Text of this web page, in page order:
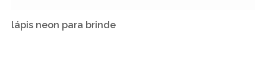
lápis neon para brinde